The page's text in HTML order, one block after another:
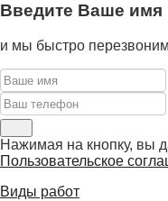
Введите Ваше имя
и мы быстро
Нажимая на кнопку, вы
Пользовательское
Виды работ